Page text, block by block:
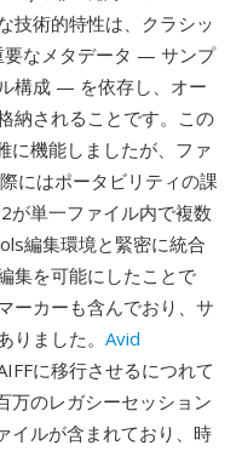
技術的特性は、クラシッ
要なメタデータ — サンプ
構成 — を依存し、オー
納されることです。この
に機能しましたが、ファ
にはポータビリティの課
が単一ファイル内で複数
編集環境と緊密に統合
集を可能にしたことで
ーカーも含んでおり、サ
りました。 Avid
に移行させるにつれて
万のレガシーセッション
イルが含まれており、時